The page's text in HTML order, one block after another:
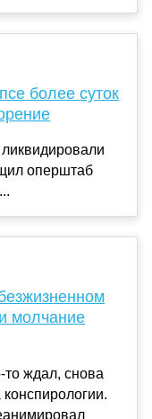
более суток
оперштаб
молчание
то ждал, снова